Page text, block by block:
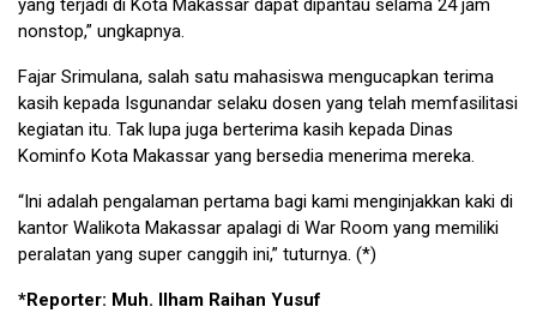
yang terjadi di Kota Makassar dapat dipantau selama 24 jam
nonstop,” ungkapnya.
Fajar Srimulana, salah satu mahasiswa mengucapkan terima
kasih kepada Isgunandar selaku dosen yang telah memfasilitasi
kegiatan itu. Tak lupa juga berterima kasih kepada Dinas
Kominfo Kota Makassar yang bersedia menerima mereka.
“Ini adalah pengalaman pertama bagi kami menginjakkan kaki di
kantor Walikota Makassar apalagi di War Room yang memiliki
peralatan yang super canggih ini,” tuturnya. (*)
*Reporter: Muh. Ilham Raihan Yusuf